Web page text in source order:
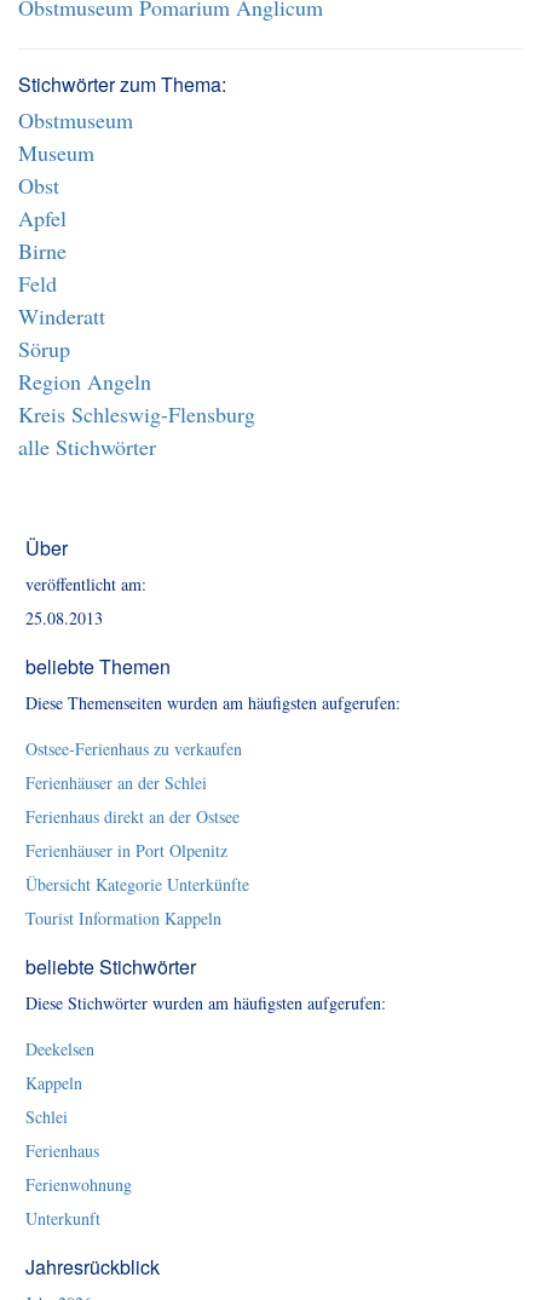
Obstmuseum Pomarium Anglicum
Stichwörter zum Thema:
Obstmuseum
Museum
Obst
Apfel
Birne
Feld
Winderatt
Sörup
Region Angeln
Kreis Schleswig-Flensburg
alle Stichwörter
Über
veröffentlicht am:
25.08.2013
beliebte Themen
Diese Themenseiten wurden am häufigsten aufgerufen:
Ostsee-Ferienhaus zu verkaufen
Ferienhäuser an der Schlei
Ferienhaus direkt an der Ostsee
Ferienhäuser in Port Olpenitz
Übersicht Kategorie Unterkünfte
Tourist Information Kappeln
beliebte Stichwörter
Diese Stichwörter wurden am häufigsten aufgerufen:
Deekelsen
Kappeln
Schlei
Ferienhaus
Ferienwohnung
Unterkunft
Jahresrückblick